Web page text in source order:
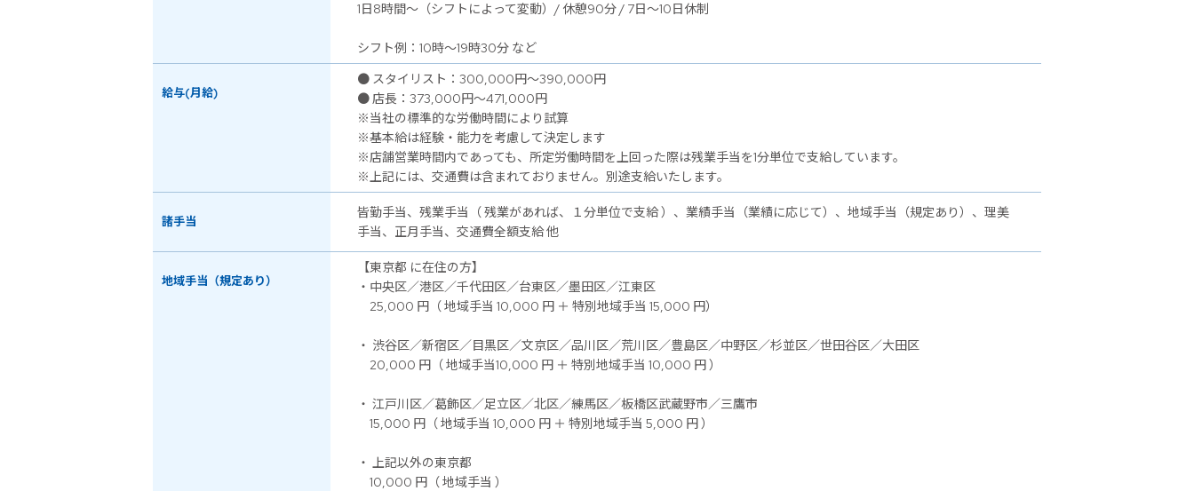
1日8時間～（シフトによって変動）/ 休憩90分 / 7日～10日休制
シフト例：10時～19時30分 など
給与(月給)
● スタイリスト：300,000円～390,000円
● 店長：373,000円～471,000円
※当社の標準的な労働時間により試算
※基本給は経験・能力を考慮して決定します
※店舗営業時間内であっても、所定労働時間を上回った際は残業手当を1分単位で支給しています。
※上記には、交通費は含まれておりません。別途支給いたします。
諸手当
皆勤手当、残業手当（ 残業があれば、１分単位で支給 ）、業績手当（業績に応じて）、地域手当（規定あり）、理美
手当、正月手当、交通費全額支給 他
地域手当（規定あり）
【東京都 に在住の方】
・中央区／港区／千代田区／台東区／墨田区／江東区
25,000 円（ 地域手当 10,000 円 ＋ 特別地域手当 15,000 円）
・ 渋谷区／新宿区／目黒区／文京区／品川区／荒川区／豊島区／中野区／杉並区／世田谷区／大田区
20,000 円（ 地域手当10,000 円 ＋ 特別地域手当 10,000 円 ）
・ 江戸川区／葛飾区／足立区／北区／練馬区／板橋区武蔵野市／三鷹市
15,000 円（ 地域手当 10,000 円 ＋ 特別地域手当 5,000 円 ）
・ 上記以外の東京都
10,000 円（ 地域手当 ）